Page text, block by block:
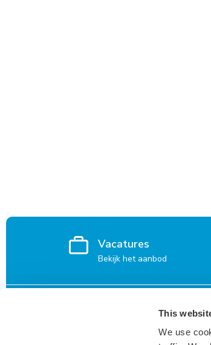
This
We use
Vacatures
Bekijk het aanbod